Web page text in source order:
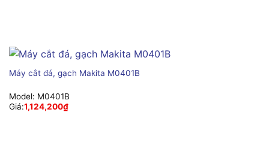
Máy cắt đá, gạch Makita M0401B
Model: M0401B
Giá:1,124,200₫